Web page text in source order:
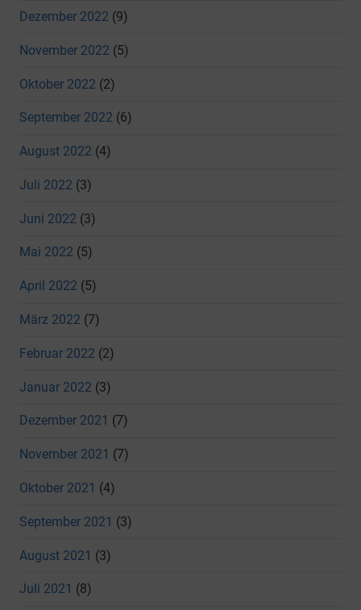
Dezember 2022 (9)
November 2022 (5)
Oktober 2022 (2)
September 2022 (6)
August 2022 (4)
Juli 2022 (3)
Juni 2022 (3)
Mai 2022 (5)
April 2022 (5)
März 2022 (7)
Februar 2022 (2)
Januar 2022 (3)
Dezember 2021 (7)
November 2021 (7)
Oktober 2021 (4)
September 2021 (3)
August 2021 (3)
Juli 2021 (8)